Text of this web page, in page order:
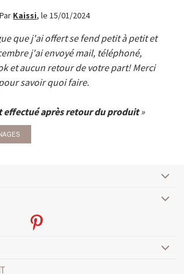
Par Kaissi, le 15/01/2024
que j'ai offert se fend petit à petit et
j'ai envoyé mail, téléphoné,
et aucun retour de votre part! Merci
savoir quoi faire.
effectué après retour du produit